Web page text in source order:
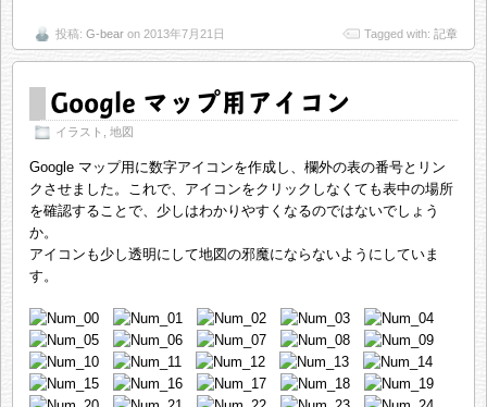
投稿: G-bear on 2013年7月21日 Tagged with: 記章
Google マップ用アイコン
イラスト 地図
Google マップ用に数字アイコンを作成し、欄外の表の番号とリン
クさせました。これで、アイコンをクリックしなくても表中の場所
を確認することで、少しはわかりやすくなるのではないでしょう
か。
アイコンも少し透明にして地図の邪魔にならないようにしていま
す。